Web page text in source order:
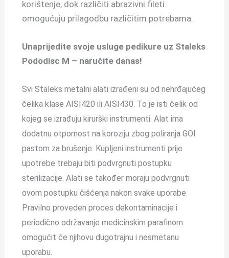
korištenje, dok različiti abrazivni fileti
omogućuju prilagodbu različitim potrebama.
Unaprijedite svoje usluge pedikure uz Staleks
Pododisc M – naručite danas!
Svi Staleks metalni alati izrađeni su od nehrđajućeg
čelika klase AISI420 ili AISI430. To je isti čelik od
kojeg se izrađuju kirurški instrumenti. Alat ima
dodatnu otpornost na koroziju zbog poliranja GOI
pastom za brušenje. Kupljeni instrumenti prije
upotrebe trebaju biti podvrgnuti postupku
sterilizacije. Alati se također moraju podvrgnuti
ovom postupku čišćenja nakon svake uporabe.
Pravilno proveden proces dekontaminacije i
periodično održavanje medicinskim parafinom
omogućit će njihovu dugotrajnu i nesmetanu
uporabu.